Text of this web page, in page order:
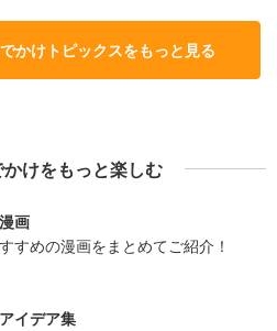
かけトピックスをもっと見る
けをもっと楽しむ
画
すめの漫画をまとめてご紹介！
イデア集